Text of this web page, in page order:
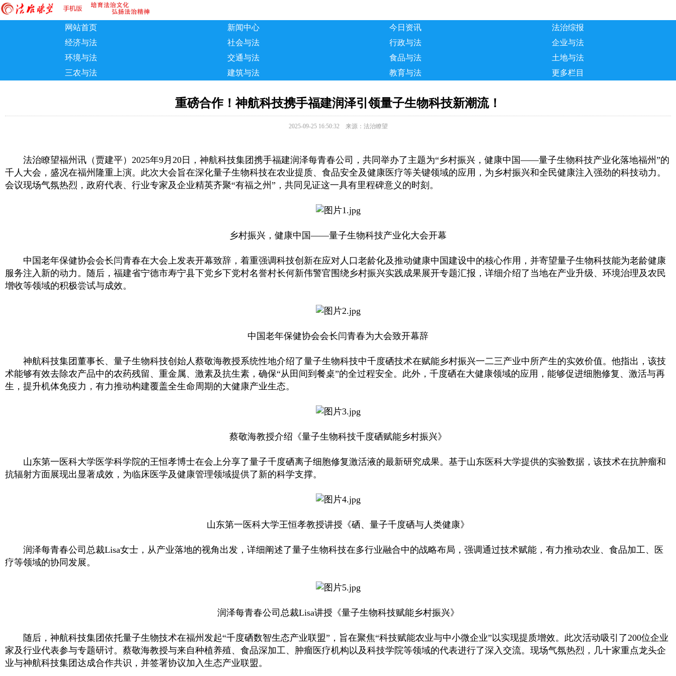
网站首页 新闻中心 今日资讯
法治综报
经济与法
社会与法 行政与法
企业与法
环境与法
交通与法 食品与法
土地与法
三农与法
建筑与法 教育与法 更多栏目
重磅合作！神航科技携手福建润泽引领量子生物科技新潮流！
2025-09-25 16:50:32 来源：法治瞭望
法治瞭望福州讯（贾建平）2025年9月20日，神航科技集团携手福建润泽每青春公司，共同举办了主题为“乡村振兴，健康中国——量子生物科技产业化落地福州”的
千人大会，盛况在福州隆重上演。此次大会旨在深化量子生物科技在农业提质、食品安全及健康医疗等关键领域的应用，为乡村振兴和全民健康注入强劲的科技动力。
会议现场气氛热烈，政府代表、行业专家及企业精英齐聚“有福之州”，共同见证这一具有里程碑意义的时刻。
乡村振兴，健康中国——量子生物科技产业化大会开幕
中国老年保健协会会长闫青春在大会上发表开幕致辞，着重强调科技创新在应对人口老龄化及推动健康中国建设中的核心作用，并寄望量子生物科技能为老龄健康
服务注入新的动力。随后，福建省宁德市寿宁县下党乡下党村名誉村长何新伟警官围绕乡村振兴实践成果展开专题汇报，详细介绍了当地在产业升级、环境治理及农民
增收等领域的积极尝试与成效。
中国老年保健协会会长闫青春为大会致开幕辞
神航科技集团董事长、量子生物科技创始人蔡敬海教授系统性地介绍了量子生物科技中千度硒技术在赋能乡村振兴一二三产业中所产生的实效价值。他指出，该技
术能够有效去除农产品中的农药残留、重金属、激素及抗生素，确保“从田间到餐桌”的全过程安全。此外，千度硒在大健康领域的应用，能够促进细胞修复、激活与再
生，提升机体免疫力，有力推动构建覆盖全生命周期的大健康产业生态。
蔡敬海教授介绍《量子生物科技千度硒赋能乡村振兴》
山东第一医科大学医学科学院的王恒孝博士在会上分享了量子千度硒离子细胞修复激活液的最新研究成果。基于山东医科大学提供的实验数据，该技术在抗肿瘤和
抗辐射方面展现出显著成效，为临床医学及健康管理领域提供了新的科学支撑。
山东第一医科大学王恒孝教授讲授《硒、量子千度硒与人类健康》
润泽每青春公司总裁Lisa女士，从产业落地的视角出发，详细阐述了量子生物科技在多行业融合中的战略布局，强调通过技术赋能，有力推动农业、食品加工、医
疗等领域的协同发展。
润泽每青春公司总裁Lisa讲授《量子生物科技赋能乡村振兴》
随后，神航科技集团依托量子生物技术在福州发起“千度硒数智生态产业联盟”，旨在聚焦“科技赋能农业与中小微企业”以实现提质增效。此次活动吸引了200位企业
家及行业代表参与专题研讨。蔡敬海教授与来自种植养殖、食品深加工、肿瘤医疗机构以及科技学院等领域的代表进行了深入交流。现场气氛热烈，几十家重点龙头企
业与神航科技集团达成合作共识，并签署协议加入生态产业联盟。